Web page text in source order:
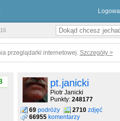
przeglądarki internetowej. Szczegóły >
pt.janicki
Piotr Janicki
Punkty: 248177
69 podróży 2710 zdjęć
66955 komentarzy